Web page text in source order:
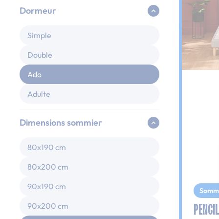
Dormeur
Simple
Double
Ado
Adulte
Dimensions sommier
80x190 cm
80x200 cm
90x190 cm
90x200 cm
PENCIL